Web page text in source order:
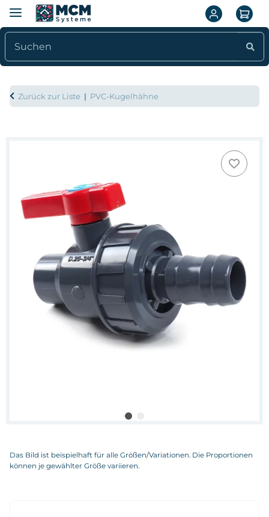
Zurück zur Liste PVC-Kugelhähne
Das Bild ist beispielhaft für alle Größen/Variationen. Die Proportionen
können je gewählter Größe variieren.